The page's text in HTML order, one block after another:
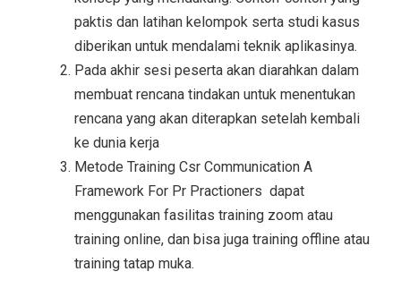
paktis dan latihan kelompok serta studi kasus
diberikan untuk mendalami teknik aplikasinya.
Pada akhir sesi peserta akan diarahkan dalam
membuat rencana tindakan untuk menentukan
rencana yang akan diterapkan setelah kembali
ke dunia kerja
Metode Training Csr Communication A
Framework For Pr Practioners dapat
menggunakan fasilitas training zoom atau
training online, dan bisa juga training offline atau
training tatap muka.